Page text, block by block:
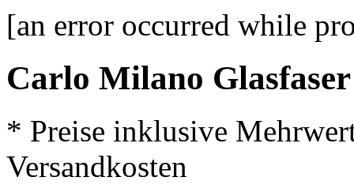
[an error occurred while
Carlo Milano
* Preise inklusive
Versandkosten